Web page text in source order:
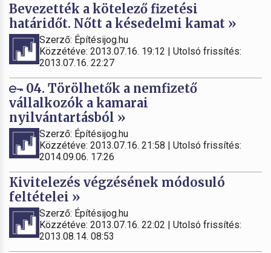
Bevezették a kötelező fizetési
határidőt. Nőtt a késedelmi kamat »
Szerző: Építésijog.hu
Közzétéve: 2013.07.16. 19:12 | Utolsó frissítés:
2013.07.16. 22:27
04. Törölhetők a nemfizető
vállalkozók a kamarai
nyilvántartásból »
Szerző: Építésijog.hu
Közzétéve: 2013.07.16. 21:58 | Utolsó frissítés:
2014.09.06. 17:26
Kivitelezés végzésének módosuló
feltételei »
Szerző: Építésijog.hu
Közzétéve: 2013.07.16. 22:02 | Utolsó frissítés:
2013.08.14. 08:53